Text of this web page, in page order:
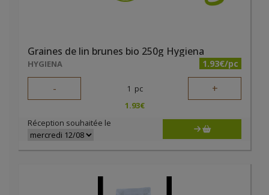
Graines de lin brunes bio 250g Hygiena
HYGIENA 1.93€/pc
- 1 pc +
1.93€
Réception souhaitée le